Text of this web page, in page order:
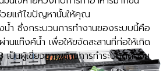
ยแก้ไขปัญหานั้นให้คุณ
ำ ซึ่งกระบวนการทำงานของระบบนี้คือ
นแท๊งค์น้ำ เพื่อให้ขจัดสะสานที่ก่อให้เกิด
เป็นผู้เชี่ยวชาญด้านการทำระบฮูดดควัน